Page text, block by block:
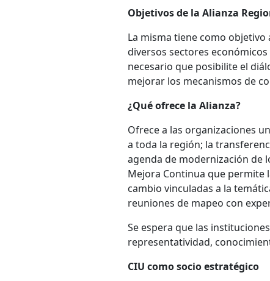
Objetivos de la Alianza
La misma tiene como
diversos sectores
necesario que posibilite el
mejorar los mecanismos de
¿Qué ofrece la Alianza?
Ofrece a las organizaciones
a toda la región; la
agenda de modernización de
Mejora Continua que permite
cambio vinculadas a la
reuniones de mapeo con
Se espera que las
representatividad,
CIU como socio estratégico